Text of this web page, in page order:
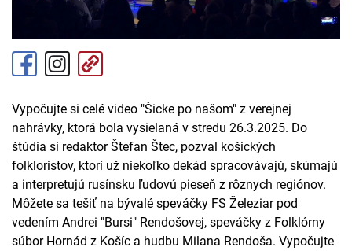
Vypočujte si celé video "Šicke po našom" z verejnej
nahrávky, ktorá bola vysielaná v stredu 26.3.2025. Do
štúdia si redaktor Štefan Štec, pozval košických
folkloristov, ktorí už niekoľko dekád spracovávajú, skúmajú
a interpretujú rusínsku ľudovú pieseň z rôznych regiónov.
Môžete sa tešiť na bývalé speváčky FS Železiar pod
vedením Andrei "Bursi" Rendošovej, speváčky z Folklórny
súbor Hornád z Košíc a hudbu Milana Rendoša. Vypočujte